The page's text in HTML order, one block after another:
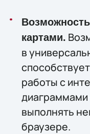
картами.
в
работы с
выполнять
браузере.